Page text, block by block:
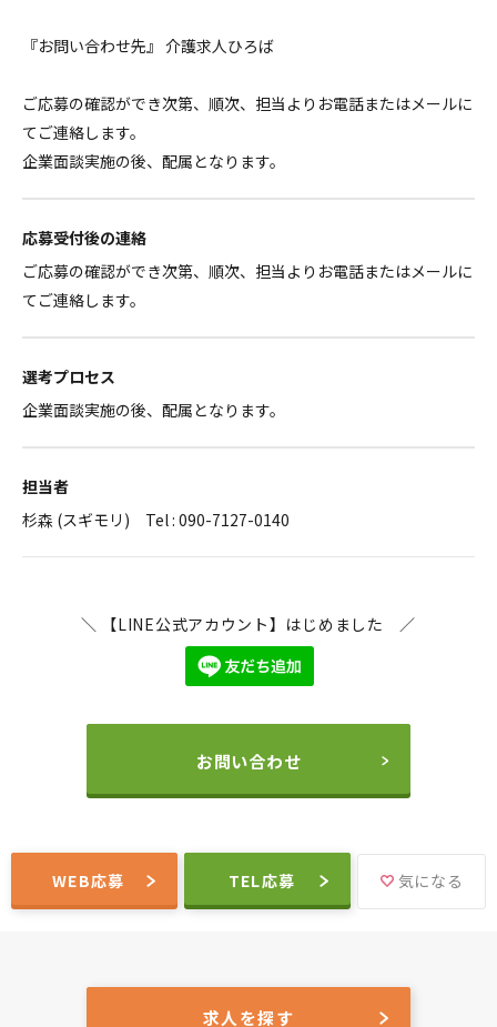
『お問い合わせ先』 介護求人ひろば
ご応募の確認ができ次第、順次、担当よりお電話またはメールに
てご連絡します。
企業面談実施の後、配属となります。
応募受付後の連絡
ご応募の確認ができ次第、順次、担当よりお電話またはメールに
てご連絡します。
選考プロセス
企業面談実施の後、配属となります。
担当者
杉森 (スギモリ) Tel : 090-7127-0140
＼ 【LINE公式アカウント】はじめました ／
お問い合わせ
WEB応募 TEL応募 気になる
求人を探す